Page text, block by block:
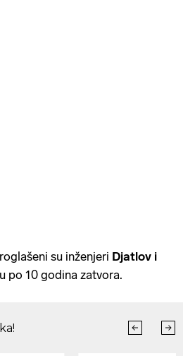
su inženjeri Djatlov i
po 10 godina zatvora.